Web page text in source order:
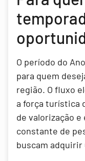
O período do
para quem
região. O fluxo
a força turística
de valorização
constante de
buscam